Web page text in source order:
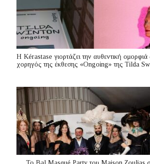
Η Kérastase γιορτάζει την αυθεντική ομορφιά
χορηγός της έκθεσης «Ongoing» της Tilda